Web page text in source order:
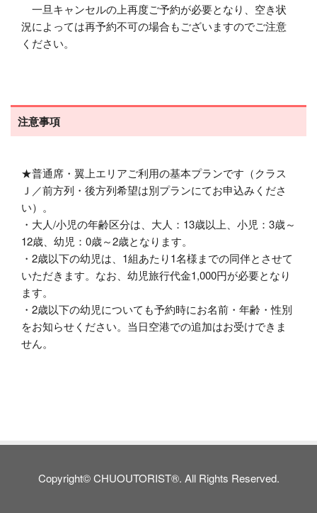
一旦キャンセルの上再度ご予約が必要となり、空き状
況によっては再予約不可の場合もございますのでご注意
ください。
注意事項
★普通席・翼上エリアご利用の基本プランです（クラス
Ｊ／前方列・後方列希望は別プランにてお申込みくださ
い）。
・大人/小児の年齢区分は、大人：13歳以上、小児：3歳～
12歳、幼児：0歳～2歳となります。
・2歳以下の幼児は、1組あたり1名様までの同伴とさせて
いただきます。なお、幼児旅行代金1,000円が必要となり
ます。
・2歳以下の幼児についても予約時にお名前・年齢・性別
をお知らせください。当日空港での追加はお受けできま
せん。
Copyright© CHUOUTORIST®. All Rights Reserved.